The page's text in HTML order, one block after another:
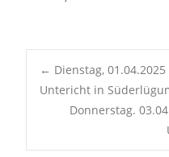
Post
← Dienstag,
Untericht in
Donnerstag.